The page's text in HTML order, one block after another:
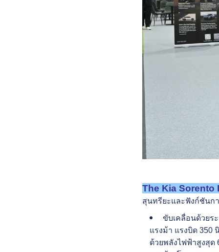
The Kia Sorento
สุนทรียะและฟังก์ชันก
ขับเคลื่อนด้วยร
แรงม้า แรงบิด 350
ด้วยพลังไฟฟ้าสูงสุด